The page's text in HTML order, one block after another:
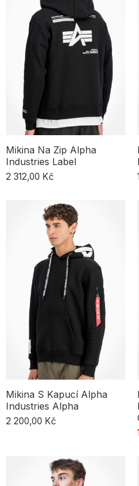
originálním designem, ale také
nabídce najdeš streetwear mikiny
nejlepších světových značek.
mohli nabídnout mikiny, které
vzhledem. Model v červené,
klasické černé barvě s originálním
doplňkem tvého městského outfitu.
mikiny s kapucí
rozepínací mikiny
mikiny
. Jedno je jisté – u nás sázíš
Mikina Na Zip Alpha
Industries Label
2 312,00 Kč
Mikina S Kapucí Alpha
Industries Alpha
2 200,00 Kč